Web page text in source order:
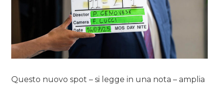
Questo nuovo spot – si legge in una nota – amplia